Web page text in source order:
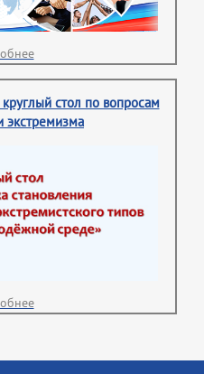
стол по вопросам
экстремизма